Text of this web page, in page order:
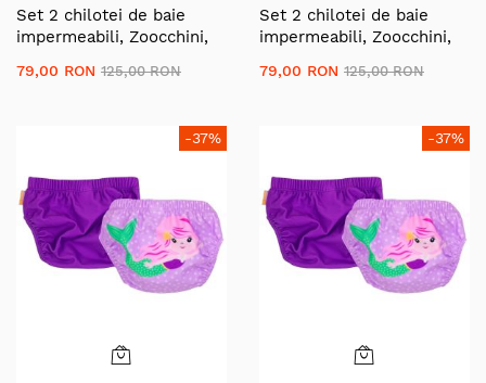
Set 2 chilotei de baie
impermeabili, Zoocchini,
M, 12-24 Luni â€“ Pink
79,00 RON 125,00 RON
Set 2 chilotei de baie
impermeabili, Zoocchini,
L, 24-36 Luni â€“ Pink
79,00 RON 125,00 RON
-37% -37%